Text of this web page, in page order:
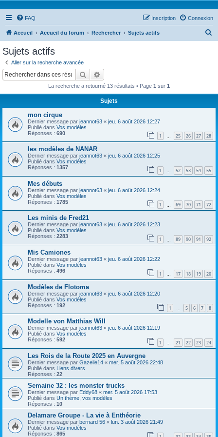
FAQ Connexion
Inscription
Accueil Accueil du forum Rechercher Sujets actifs
Sujets actifs
Aller sur la recherche avancée
Rechercher
La recherche a retourné 13 résultats • Page 1 sur 1
Sujets
mon cirque
Dernier message par jeannot63 « jeu. 6 août 2026 12:27
Publié dans Vos modèles
Réponses : 690 1 25 26 27 28
les modèles de NANAR
Dernier message par jeannot63 « jeu. 6 août 2026 12:25
Publié dans Vos modèles
Réponses : 1357 1 … 52 53 54 55
Mes débuts
Dernier message par jeannot63 « jeu. 6 août 2026 12:24
Publié dans Vos modèles
Réponses : 1785 1 69 70 71 72
Les minis de Fred21
Dernier message par jeannot63 « jeu. 6 août 2026 12:23
Publié dans Vos modèles
Réponses : 2283 1 89 90 91 92
Mis Camiones
Dernier message par jeannot63 « jeu. 6 août 2026 12:22
Publié dans Vos modèles
Réponses : 496 1 … 17 18 19 20
Modèles de Flotoma
Dernier message par jeannot63 « jeu. 6 août 2026 12:20
Publié dans Vos modèles
Réponses : 192 1 5 6 7 8
Modelle von Matthias Will
Dernier message par jeannot63 « jeu. 6 août 2026 12:19
Publié dans Vos modèles
Réponses : 592 1 … 21 22 23 24
Les Rois de la Route 2025 en Auvergne
Dernier message par Gazelle14 « mer. 5 août 2026 22:48
Publié dans Liens divers
Réponses : 22
Semaine 32 : les monster trucks
Dernier message par Eddy68 « mer. 5 août 2026 17:53
Publié dans Un thème, vos modèles
Réponses : 10
Delamare Groupe - La vie à Enthéorie
Dernier message par bernard 56 « lun. 3 août 2026 21:49
Publié dans Vos modèles
Réponses : 865